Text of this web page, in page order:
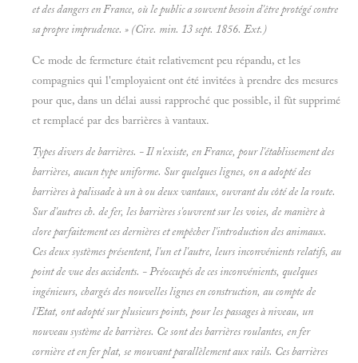
et des dangers en France, où le public a souvent besoin d'être protégé contre
sa propre imprudence. » (Cire. min. 13 sept. 1856. Ext.)
Ce mode de fermeture était relativement peu répandu, et les
compagnies qui l'employaient ont été invitées à prendre des mesures
pour que, dans un délai aussi rapproché que possible, il fût supprimé
et remplacé par des barrières à vantaux.
Types divers de barrières. - Il n'existe, en France, pour l'établissement des
barrières, aucun type uniforme. Sur quelques lignes, on a adopté des
barrières à palissade à un à ou deux vantaux, ouvrant du côté de la route.
Sur d'autres ch. de fer, les barrières s'ouvrent sur les voies, de manière à
clore parfaitement ces dernières et empêcher l'introduction des animaux.
Ces deux systèmes présentent, l'un et l'autre, leurs inconvénients relatifs, au
point de vue des accidents. - Préoccupés de ces inconvénients, quelques
ingénieurs, chargés des nouvelles lignes en construction, au compte de
l'Etat, ont adopté sur plusieurs points, pour les passages à niveau, un
nouveau système de barrières. Ce sont des barrières roulantes, en fer
cornière et en fer plat, se mouvant parallèlement aux rails. Ces barrières